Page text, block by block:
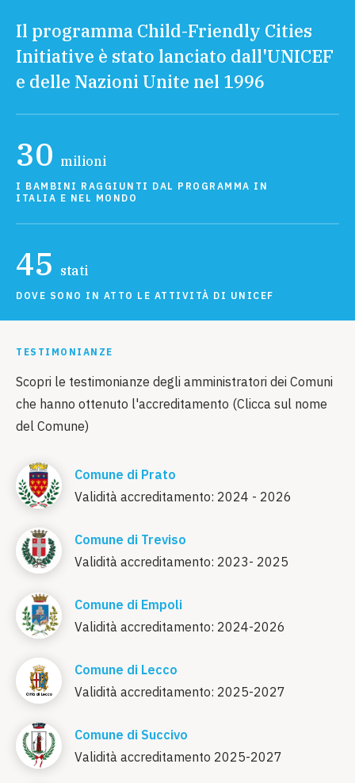
Il programma Child-Friendly Cities
Initiative è stato lanciato dall'UNICEF
e delle Nazioni Unite nel 1996
30 milioni
I BAMBINI RAGGIUNTI DAL PROGRAMMA IN
ITALIA E NEL MONDO
45 stati
DOVE SONO IN ATTO LE ATTIVITÀ DI UNICEF
TESTIMONIANZE
Scopri le testimonianze degli amministratori dei Comuni
che hanno ottenuto l'accreditamento (Clicca sul nome
del Comune)
Comune di Prato
Validità accreditamento: 2024 - 2026
Comune di Treviso
Validità accreditamento: 2023- 2025
Comune di Empoli
Validità accreditamento: 2024-2026
Comune di Lecco
Validità accreditamento: 2025-2027
Comune di Succivo
Validità accreditamento 2025-2027